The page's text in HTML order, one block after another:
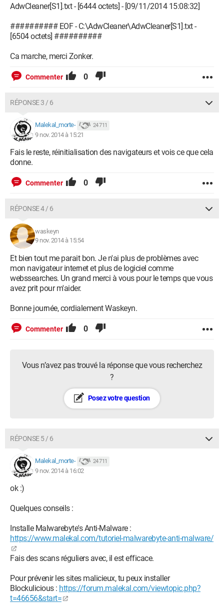
AdwCleaner[S1].txt - [6444 octets] - [09/11/2014 15:08:32]
########## EOF - C:\AdwCleaner\AdwCleaner[S1].txt -
[6504 octets] ##########
Ca marche, merci Zonker.
Commenter 0
RÉPONSE 3 / 6
Malekal_morte- 24 711
9 nov. 2014 à 15:21
Fais le reste, réinitialisation des navigateurs et vois ce que cela
donne.
Commenter 0
RÉPONSE 4 / 6
waskeyn
9 nov. 2014 à 15:54
Et bien tout me parait bon. Je n'ai plus de problèmes avec
mon navigateur internet et plus de logiciel comme
webssearches. Un grand merci à vous pour le temps que vous
avez prit pour m'aider.
Bonne journée, cordialement Waskeyn.
Commenter 0
Vous n’avez pas trouvé la réponse que vous recherchez
?
Posez votre question
RÉPONSE 5 / 6
Malekal_morte- 24 711
9 nov. 2014 à 16:02
ok :)
Quelques conseils :
Installe Malwarebyte's Anti-Malware :
https://www.malekal.com/tutoriel-malwarebyte-anti-malware/
Fais des scans réguliers avec, il est efficace.
Pour prévenir les sites malicieux, tu peux installer
Blockulicious : https://forum.malekal.com/viewtopic.php?
t=46656&start=